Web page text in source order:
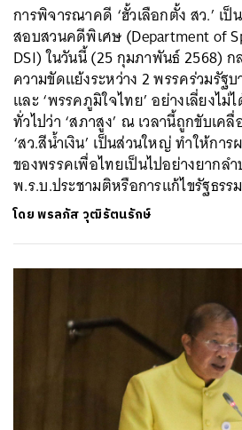
การพิจารณาคดี ‘ฮั้วเลือกตั้ง สว.’ เป็
สอบสวนคดีพิเศษ (Department of
DSI) ในวันนี้ (25 กุมภาพันธ์ 2568)
ความขัดแย้งระหว่าง 2 พรรคร่วมรัฐ
และ ‘พรรคภูมิใจไทย’ อย่างเลี่ยงไม่
ทั่วไปว่า ‘สภาสูง’ ณ เวลานี้ถูกขับเค
‘สว.สีน้ำเงิน’ เป็นส่วนใหญ่ ทำให้ก
ของพรรคเพื่อไทยเป็นไปอย่างยากลำ
พ.ร.บ.ประชามติหรือการแก้ไขรัฐธร
โดยพรลภัส วุฒิรัตนรักษ์